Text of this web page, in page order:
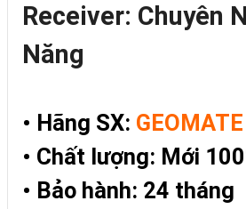
Receiver: Chuyên
Năng
• Hãng SX:
• Chất lượng: Mới
• Bảo hành: 24 tháng